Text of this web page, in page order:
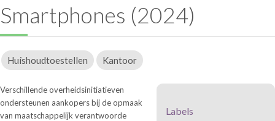
Smartphones (2024)
Huishoudtoestellen Kantoor
Verschillende overheidsinitiatieven
ondersteunen aankopers bij de opmaak
van maatschappelijk verantwoorde
Labels